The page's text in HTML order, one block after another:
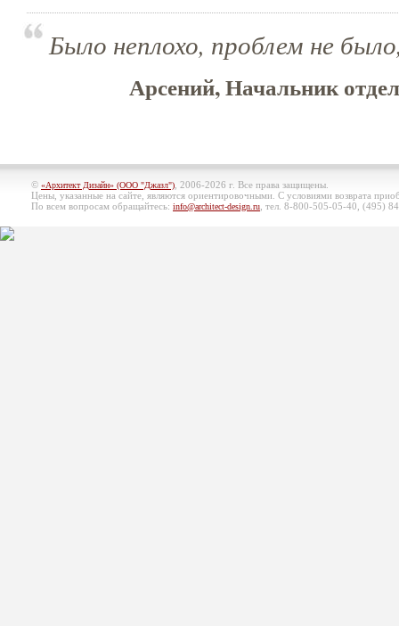
Было неплохо, проблем не
Арсений, Начальник
© «Архитект Дизайн» (ООО "Джазл") , 2006-2026 г. Все права защищены.
Цены, указанные на сайте, являются ориентировочными. С условиями возврата
По всем вопросам обращайтесь: info@architect-design.ru , тел. 8-800-505-05-40, (495)